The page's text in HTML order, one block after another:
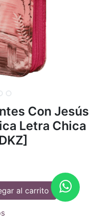
Con Jesús
Letra Chica
al carrito